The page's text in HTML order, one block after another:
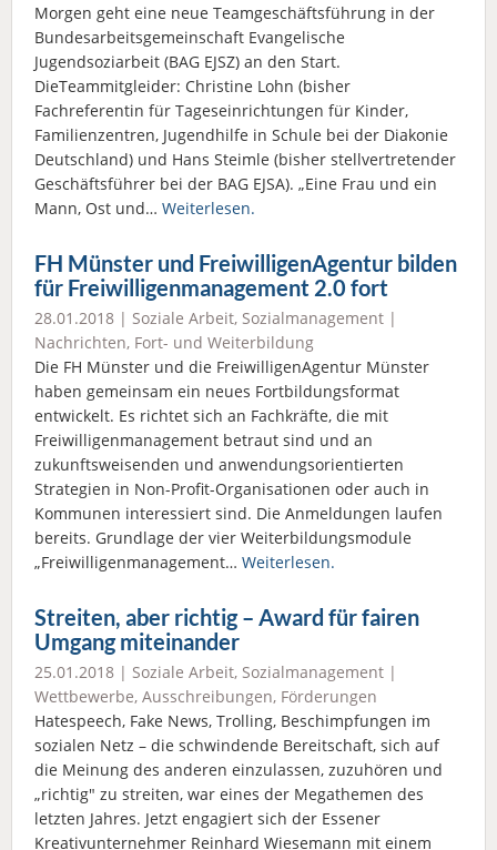
Morgen geht eine neue Teamgeschäftsführung in der
Bundesarbeitsgemeinschaft Evangelische
Jugendsoziarbeit (BAG EJSZ) an den Start.
DieTeammitgleider: Christine Lohn (bisher
Fachreferentin für Tageseinrichtungen für Kinder,
Familienzentren, Jugendhilfe in Schule bei der Diakonie
Deutschland) und Hans Steimle (bisher stellvertretender
Geschäftsführer bei der BAG EJSA). „Eine Frau und ein
Mann, Ost und… Weiterlesen.
FH Münster und FreiwilligenAgentur bilden
für Freiwilligenmanagement 2.0 fort
28.01.2018 | Soziale Arbeit, Sozialmanagement |
Nachrichten, Fort- und Weiterbildung
Die FH Münster und die FreiwilligenAgentur Münster
haben gemeinsam ein neues Fortbildungsformat
entwickelt. Es richtet sich an Fachkräfte, die mit
Freiwilligenmanagement betraut sind und an
zukunftsweisenden und anwendungsorientierten
Strategien in Non-Profit-Organisationen oder auch in
Kommunen interessiert sind. Die Anmeldungen laufen
bereits. Grundlage der vier Weiterbildungsmodule
„Freiwilligenmanagement… Weiterlesen.
Streiten, aber richtig – Award für fairen
Umgang miteinander
25.01.2018 | Soziale Arbeit, Sozialmanagement |
Wettbewerbe, Ausschreibungen, Förderungen
Hatespeech, Fake News, Trolling, Beschimpfungen im
sozialen Netz – die schwindende Bereitschaft, sich auf
die Meinung des anderen einzulassen, zuzuhören und
„richtig" zu streiten, war eines der Megathemen des
letzten Jahres. Jetzt engagiert sich der Essener
Kreativunternehmer Reinhard Wiesemann mit einem